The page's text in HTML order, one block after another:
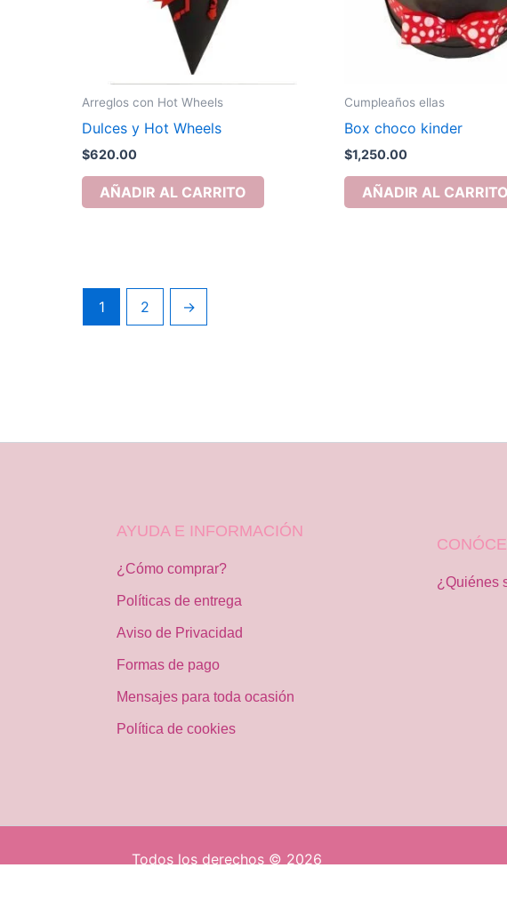
Arreglos con Hot Wheels
Dulces y Hot Wheels
$620.00
AÑADIR AL CARRITO
Cumpleaños ellas
Box choco kinder
$1,250.00
AÑADIR AL CARRITO
1 2 →
AYUDA E INFORMACIÓN
¿Cómo comprar?
Políticas de entrega
Aviso de Privacidad
Formas de pago
Mensajes para toda ocasión
Política de cookies
¿Quiénes
Todos los derechos © 2026